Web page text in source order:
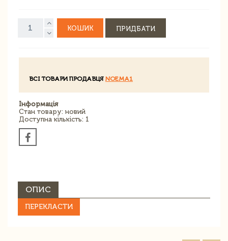
КОШИК ПРИДБАТИ
ВСІ ТОВАРИ ПРОДАВЦЯ NOEMA1
Інформація
Стан товару: новий
Доступна кількість: 1
ОПИС
ПЕРЕКЛАСТИ